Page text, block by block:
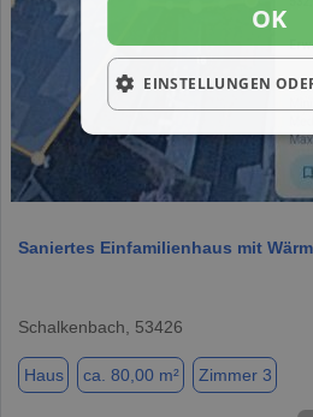
Saniertes Einfamilienhaus mit
Schalkenbach, 53426
Haus ca. 80,00 m² Zimmer 3
OK
EINSTELLUNGEN